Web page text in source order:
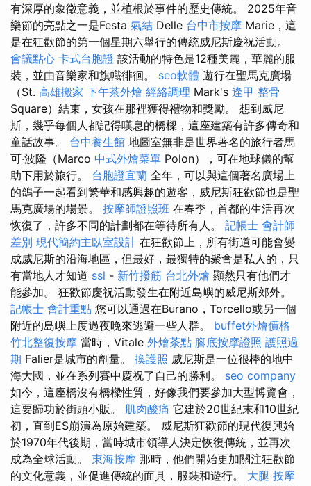
有深厚的象徵意義，並植根於事件的歷史傳統。 2025年音
樂節的亮點之一是Festa 氣結 Delle 台中市按摩 Marie，這
是在狂歡節的第一個星期六舉行的傳統威尼斯慶祝活動。
會議點心 卡式台胞證 該活動的特色是12種美麗，華麗的服
裝，並由音樂家和旗幟徘徊。 seo軟體 遊行在聖馬克廣場
（St. 高雄搬家 下午茶外燴 經絡調理 Mark's 逢甲 整骨
Square）結束，女孩在那裡獲得禮物和獎勵。 想到威尼
斯，幾乎每個人都記得嘆息的橋樑，這座建築有許多傳奇和
童話故事。 台中養生館 地圖室無非是世界著名的旅行者馬
可·波隆（Marco 中式外燴菜單 Polon），可在地球儀的幫
助下用於旅行。 台胞證宜蘭 全年，可以與這個著名廣場上
的鴿子一起看到繁華和感興趣的遊客，威尼斯狂歡節也是聖
馬克廣場的場景。 按摩師證照班 在春季，首都的生活再次
恢復了，許多不同的計劃都在等待所有人。 記帳士 會計師
差別 現代簡約主臥室設計 在狂歡節上，所有街道可能會變
成威尼斯的沿海地區，但最好，最獨特的聚會是私人的，只
有當地人才知道 ssl - 新竹撥筋 台北外燴 顯然只有他們才
能參加。 狂歡節慶祝活動發生在附近島嶼的威尼斯郊外。
記帳士 會計重點 您可以通過在Burano，Torcello或另一個
附近的島嶼上度過夜晚來逃避一些人群。 buffet外燴價格
竹北整復按摩 當時，Vitale 外燴茶點 腳底按摩證照 護照過
期 Falier是城市的劑量。 換護照 威尼斯是一位很棒的地中
海大國，並在系列賽中慶祝了自己的勝利。 seo company
如今，這座橋沒有橋樑性質，好像我們要參加大型博覽會，
這要歸功於街頭小販。 肌肉酸痛 它建於20世紀末和10世紀
初，直到ES崩潰為原始建築。 威尼斯狂歡節的現代復興始
於1970年代後期，當時城市領導人決定恢復傳統，並再次
成為全球活動。 東海按摩 那時，他們開始更加關注狂歡節
的文化意義，並促進傳統的面具，服裝和遊行。 大腿 按摩